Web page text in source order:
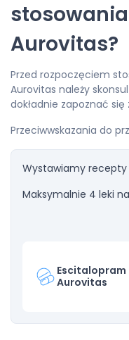
Aurovitas?
Przed rozpoczęciem
Aurovitas należy
dokładnie zapoznać
Przeciwwskazania do
Wystawiamy recepty
Maksymalnie 4 leki
Escitalopram
Aurovitas